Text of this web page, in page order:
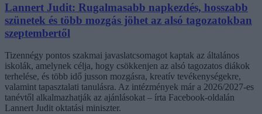
Lannert Judit: Rugalmasabb napkezdés, hosszabb
szünetek és több mozgás jöhet az alsó tagozatokban
szeptembertől
Tizennégy pontos szakmai javaslatcsomagot kaptak az általános
iskolák, amelynek célja, hogy csökkenjen az alsó tagozatos diákok
terhelése, és több idő jusson mozgásra, kreatív tevékenységekre,
valamint tapasztalati tanulásra. Az intézmények már a 2026/2027-es
tanévtől alkalmazhatják az ajánlásokat – írta Facebook-oldalán
Lannert Judit oktatási miniszter.